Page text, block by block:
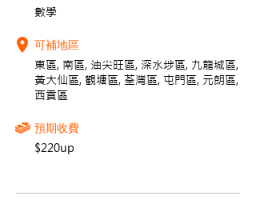
數學
可補地區
東區, 南區, 油尖旺區, 深水埗區, 九龍城區,
黃大仙區, 觀塘區, 荃灣區, 屯門區, 元朗區,
西貢區
預期收費
$220up